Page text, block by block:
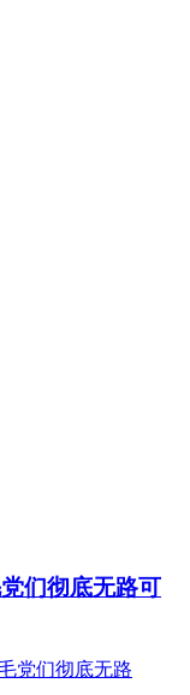
们彻底无路可